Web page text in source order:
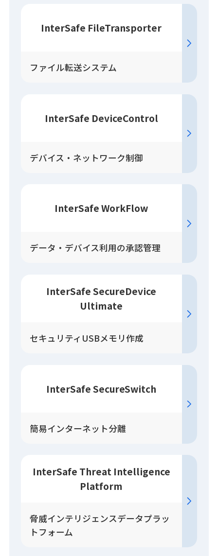
InterSafe FileTransporter
ファイル転送システム
InterSafe DeviceControl
デバイス・ネットワーク制御
InterSafe WorkFlow
データ・デバイス利用の承認管理
InterSafe SecureDevice
Ultimate
セキュリティUSBメモリ作成
InterSafe SecureSwitch
簡易インターネット分離
InterSafe Threat Intelligence
Platform
脅威インテリジェンスデータプラッ
トフォーム